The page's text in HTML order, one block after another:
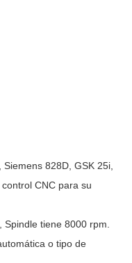
828D, GSK 25i,
CNC para su
tiene 8000 rpm.
o tipo de